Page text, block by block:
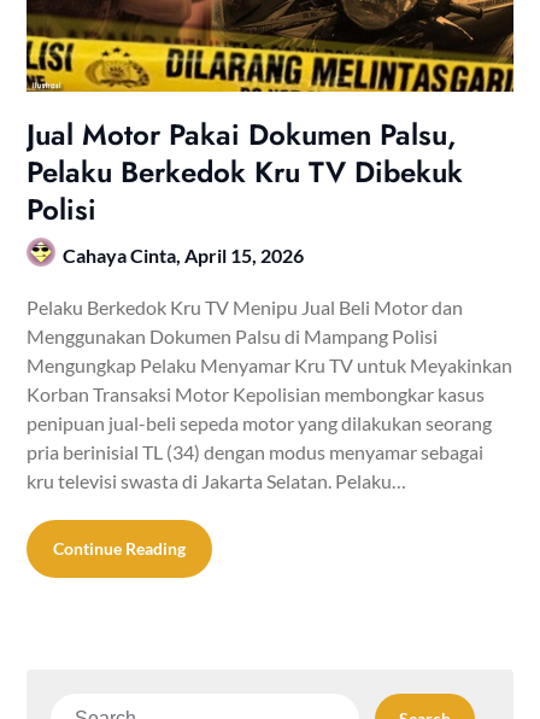
Jual Motor Pakai Dokumen Palsu,
Pelaku Berkedok Kru TV Dibekuk
Polisi
Cahaya Cinta, April 15, 2026
Pelaku Berkedok Kru TV Menipu Jual Beli Motor dan
Menggunakan Dokumen Palsu di Mampang Polisi
Mengungkap Pelaku Menyamar Kru TV untuk Meyakinkan
Korban Transaksi Motor Kepolisian membongkar kasus
penipuan jual-beli sepeda motor yang dilakukan seorang
pria berinisial TL (34) dengan modus menyamar sebagai
kru televisi swasta di Jakarta Selatan. Pelaku…
Continue Reading
Search